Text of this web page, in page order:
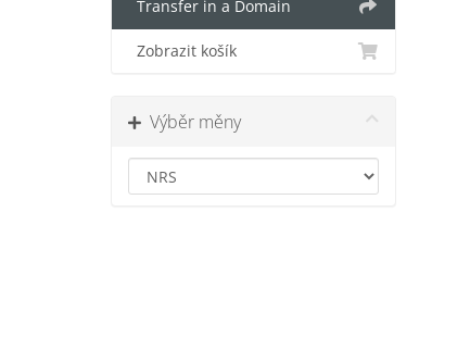
Transfer in a Domain
Zobrazit košík
Výběr měny